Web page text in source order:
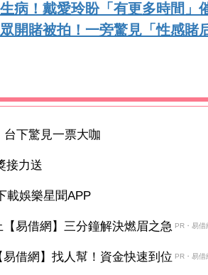
病！戴愛玲盼「有更多時間」
開賭被拍！一旁驚見「性感賭
下驚見一票大咖
接力送
載娛樂星聞APP
易借網】三分鐘解決燃眉之急 PR・易借
借網】找人幫！資金快速到位 PR・易借